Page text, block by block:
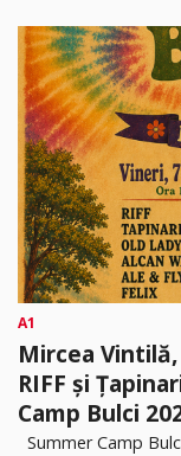
A1
Mircea
RIFF și
Camp Bulci
Summer Camp